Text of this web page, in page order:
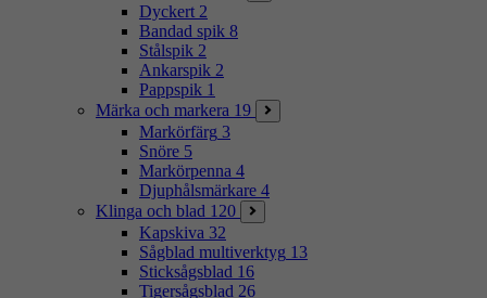
Dyckert 2
Bandad spik 8
Stålspik 2
Ankarspik 2
Pappspik 1
Märka och markera 19
Markörfärg 3
Snöre 5
Markörpenna 4
Djuphålsmärkare 4
Klinga och blad 120
Kapskiva 32
Sågblad multiverktyg 13
Sticksågsblad 16
Tigersågsblad 26